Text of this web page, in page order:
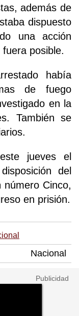
además de
dispuesto
una acción
posible.
había
de fuego
en la
También se
jueves el
del
Cinco,
en prisión.
Nacional